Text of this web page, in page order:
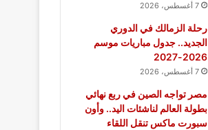
7 أغسطس، 2026
رحلة الزمالك في الدوري
الجديد.. جدول مباريات موسم
2026-2027
7 أغسطس، 2026
مصر تواجه الصين في ربع نهائي
بطولة العالم لناشئات اليد.. وأون
سبورت ماكس تنقل اللقاء